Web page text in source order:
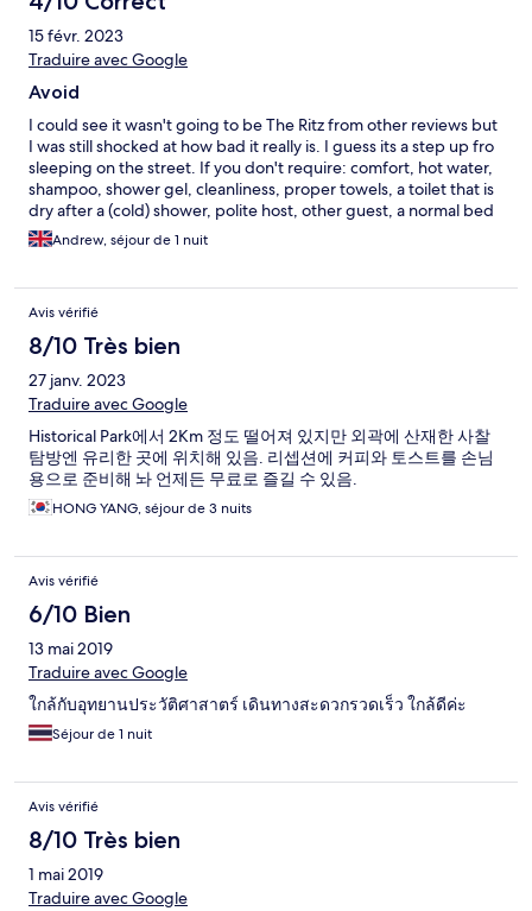
15 févr. 2023
Traduire avec Google
Avoid
I could see it wasn't going to be The Ritz from other reviews but
I was still shocked at how bad it really is. I guess its a step up fro
sleeping on the street. If you don't require: comfort, hot water,
shampoo, shower gel, cleanliness, proper towels, a toilet that is
dry after a (cold) shower, polite host, other guest, a normal bed
and pillow then this might just suit you. The only positive it has is
that the nearby 'Food and drink' restaurant is fairly good. Do
Andrew, séjour de 1 nuit
Avis vérifié
8/10 Très bien
27 janv. 2023
Traduire avec Google
Historical Park에서 2Km 정도 떨어져 있지만 외곽에 산재한 사찰
탐방엔 유리한 곳에 위치해 있음. 리셉션에 커피와 토스트를 손님
용으로 준비해 놔 언제든 무료로 즐길 수 있음.
HONG YANG, séjour de 3 nuits
Avis vérifié
6/10 Bien
13 mai 2019
Traduire avec Google
ใกล้กับอุทยานประวัติศาสาตร์ เดินทางสะดวกรวดเร็ว ใกล้ดีค่ะ
Séjour de 1 nuit
Avis vérifié
8/10 Très bien
1 mai 2019
Traduire avec Google